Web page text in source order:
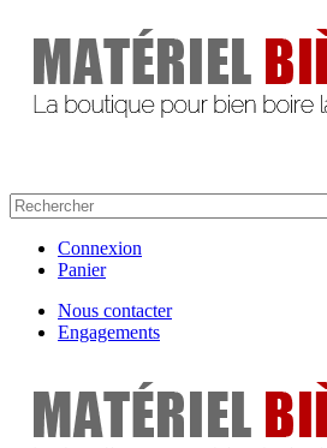
Connexion
Panier
Nous contacter
Engagements